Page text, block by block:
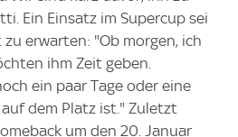
Ein Einsatz im Supercup sei
erwarten: "Ob morgen, ich
ihm Zeit geben.
ein paar Tage oder eine
dem Platz ist." Zuletzt
um den 20. Januar